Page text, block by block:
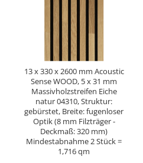
13 x 330 x 2600 mm Acoustic
Sense WOOD, 5 x 31 mm
Massivholzstreifen Eiche
natur 04310, Struktur:
gebürstet, Breite: fugenloser
Optik (8 mm Filzträger -
Deckmaß: 320 mm)
Mindestabnahme 2 Stück =
1,716 qm